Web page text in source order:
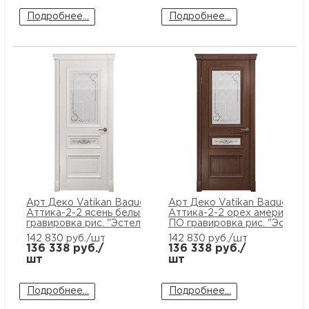
Подробнее... Подробнее...
Арт Деко Vatikan Baquette
Аттика-2-2 ясень белый ПО
гравировка рис. "Эстель"
142 830 руб./шт
136 338 руб./
шт
Подробнее...
Арт Деко Vatikan Baquette
Аттика-2-2 орех
ПО гравировка рис.
142 830 руб./шт
136 338 руб./
шт
Подробнее...